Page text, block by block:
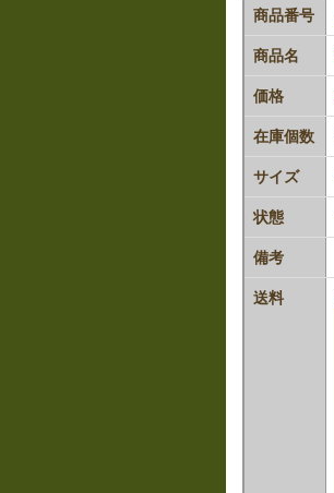
商品番号
商品名
価格
在庫個数
サイズ
状態
備考
送料